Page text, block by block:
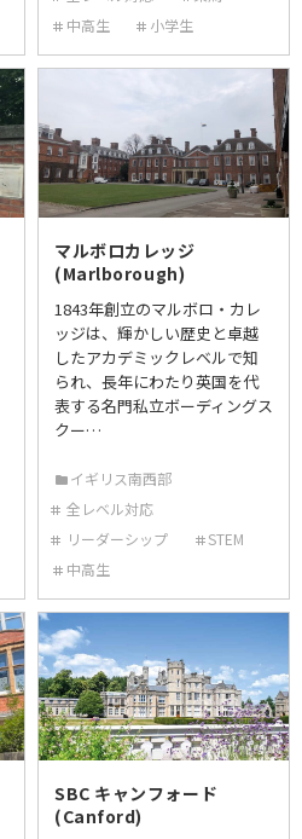
中高生
小学生
マルボロカレッジ
(Marlborough)
1843年創立のマルボロ・カレ
ッジは、輝かしい歴史と卓越
したアカデミックレベルで知
られ、長年にわたり英国を代
表する名門私立ボーディングス
クー…
イギリス南西部
全レベル対応
リーダーシップ
STEM
中高生
SBC キャンフォード
(Canford)